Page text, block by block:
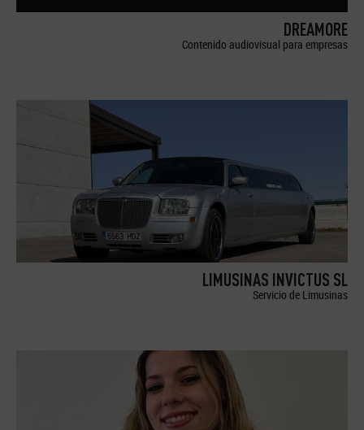
DREAMORE
Contenido audiovisual para empresas
LIMUSINAS INVICTUS SL
Servicio de Limusinas